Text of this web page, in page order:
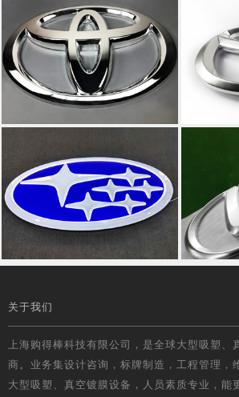
关于我们
上海购得棒科技有限公司，是全球大型吸塑、
商。业务集设计咨询，标牌制造，工程管理，
大型吸塑、真空镀膜设备，人员素质专业，能